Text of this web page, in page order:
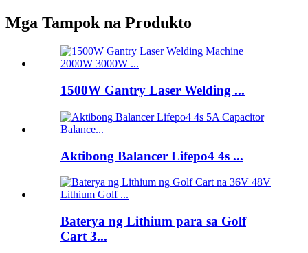
Mga Tampok na Produkto
1500W Gantry Laser Welding ...
Aktibong Balancer Lifepo4 4s ...
Baterya ng Lithium para sa Golf
Cart 3...